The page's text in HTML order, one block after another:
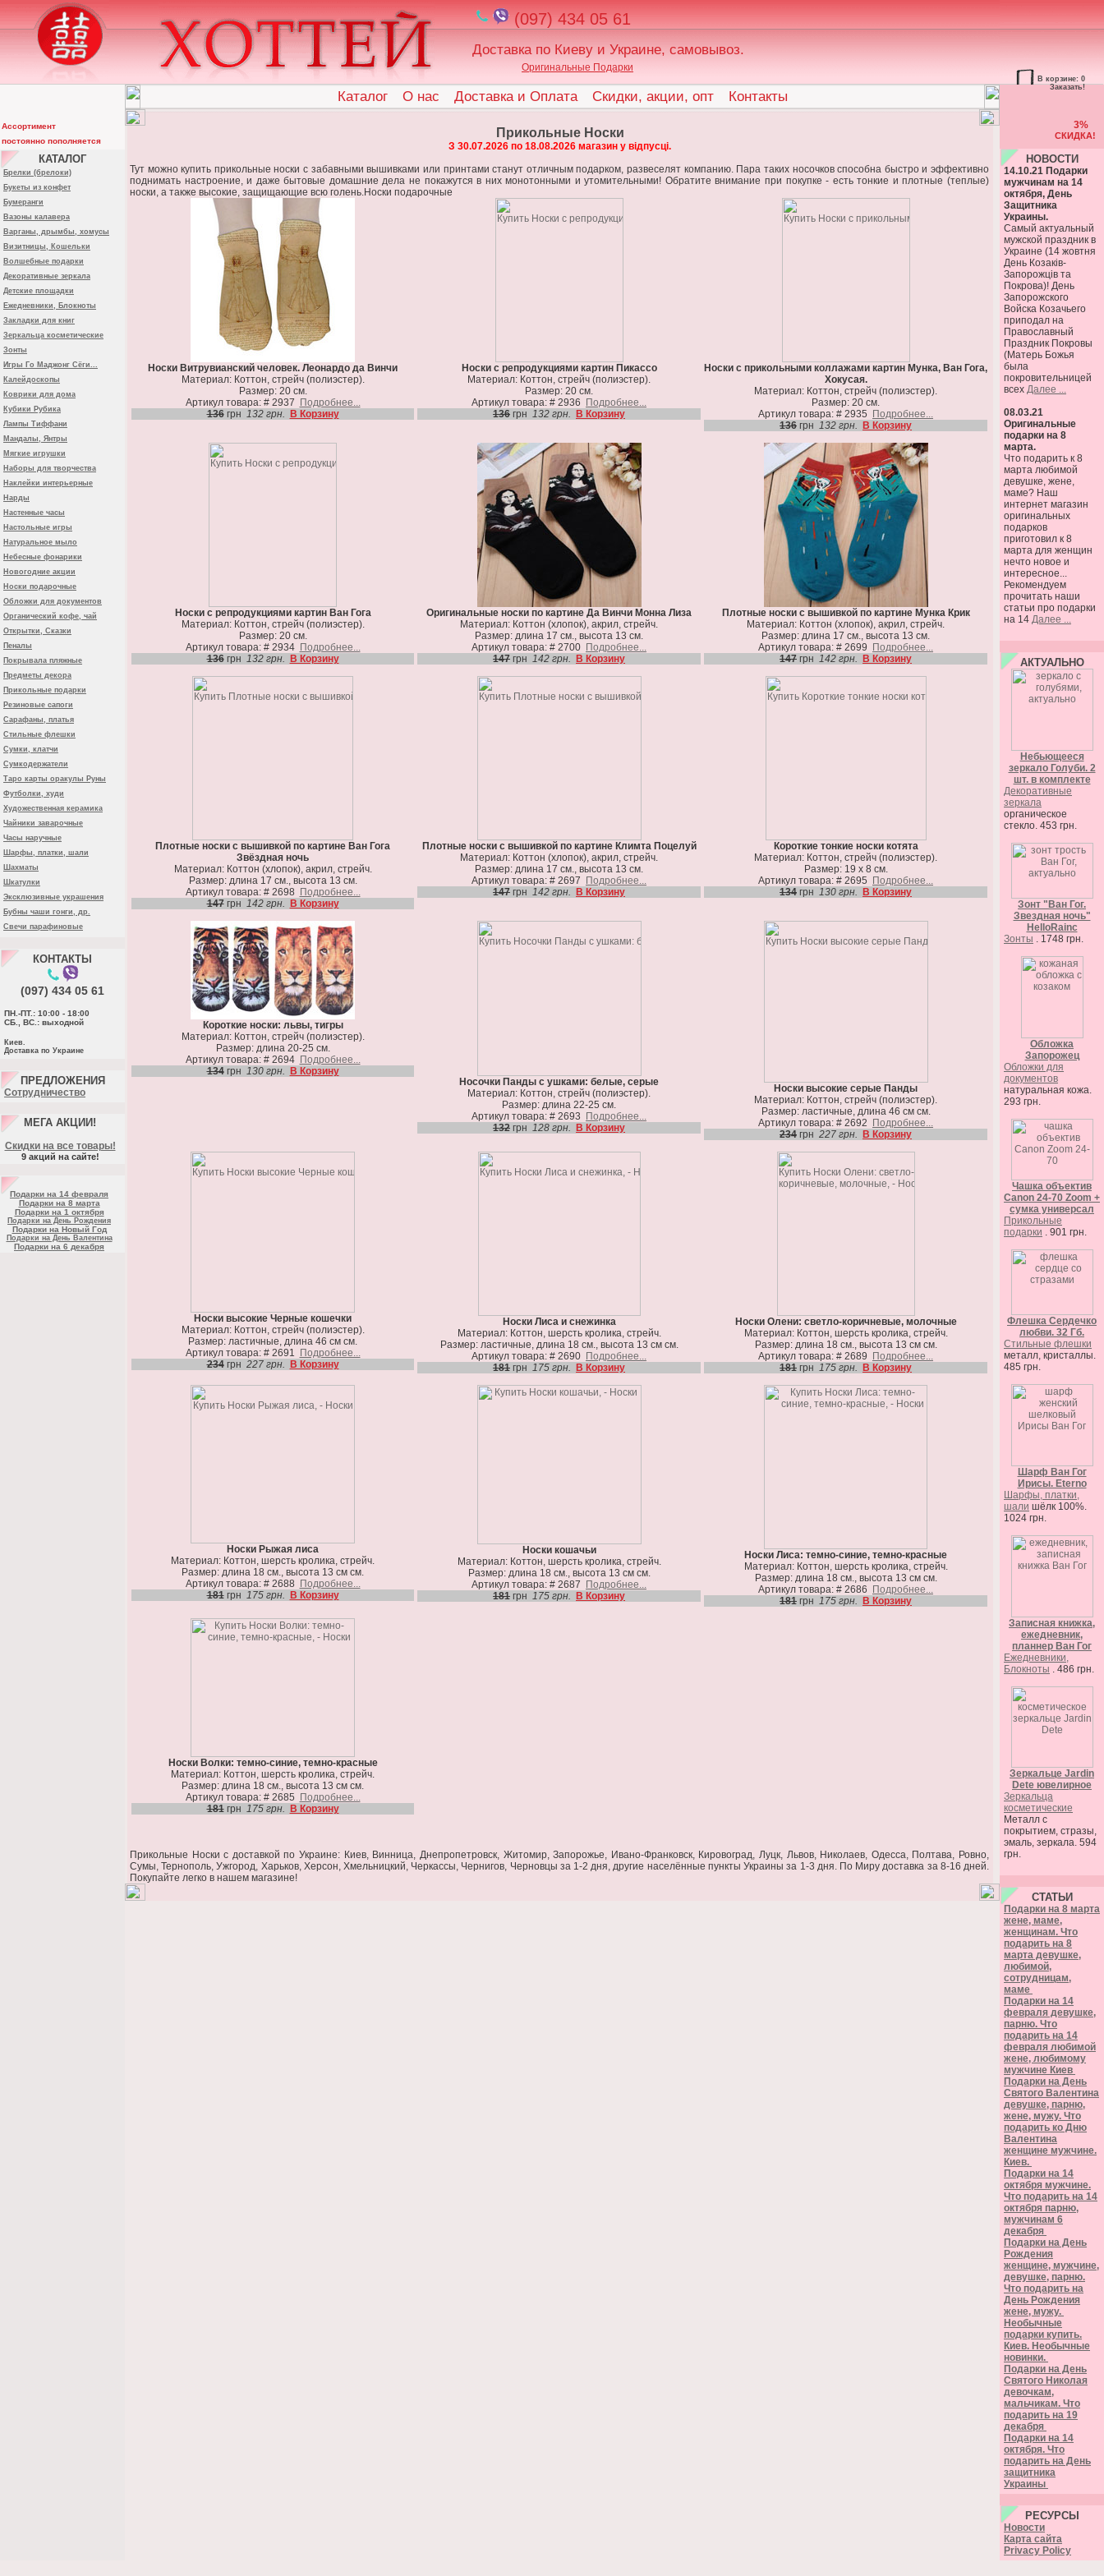
(097) 434 05 61
Доставка по Киеву и Украине, самовывоз.
Оригинальные Подарки
В корзине: 0
Заказать!
Ассортимент
постоянно пополняется
КАТАЛОГ
Брелки (брелоки)
Букеты из конфет
Бумеранги
Вазоны калавера
Варганы, дрымбы, хомусы
Визитницы, Кошельки
Волшебные подарки
Декоративные зеркала
Детские площадки
Ежедневники, Блокноты
Закладки для книг
Зеркальца косметические
Зонты
Игры Го Маджонг Сёги...
Калейдоскопы
Коврики для дома
Кубики Рубика
Лампы Тиффани
Мандалы, Янтры
Мягкие игрушки
Наборы для творчества
Наклейки интерьерные
Нарды
Настенные часы
Настольные игры
Натуральное мыло
Небесные фонарики
Новогодние акции
Носки подарочные
Обложки для документов
Органический кофе, чай
Открытки, Сказки
Пеналы
Покрывала пляжные
Предметы декора
Прикольные подарки
Резиновые сапоги
Сарафаны, платья
Стильные флешки
Сумки, клатчи
Сумкодержатели
Таро карты оракулы Руны
Футболки, худи
Художественная керамика
Чайники заварочные
Часы наручные
Шарфы, платки, шали
Шахматы
Шкатулки
Эксклюзивные украшения
Бубны чаши гонги, др.
Свечи парафиновые
КОНТАКТЫ
(097) 434 05 61
ПН.-ПТ.: 10:00 - 18:00
СБ., ВС.: выходной
Киев.
Доставка по Украине
ПРЕДЛОЖЕНИЯ
Cотрудничество
МЕГА АКЦИИ!
Скидки на все товары!
9 акций на сайте!
Подарки на 14 февраля
Подарки на 8 марта
Подарки на 1 октября
Подарки на День Рождения
Подарки на Новый Год
Подарки на День Валентина
Подарки на 6 декабря
Каталог О нас Доставка и Оплата Скидки, акции, опт Контакты
Прикольные Носки
З 30.07.2026 по 18.08.2026 магазин у відпусці.
Тут можно купить прикольные носки с забавными вышивками или принтами станут отличным подарком, развеселят компанию. Пара таких носочков способна быстро и эффективно
поднимать настроение, и даже бытовые домашние дела не покажутся в них монотонными и утомительными! Обратите внимание при покупке - есть тонкие и плотные (теплые)
носки, а также высокие, защищающие всю голень.Носки подарочные
Носки Витрувианский человек. Леонардо да Винчи
Материал: Коттон, стрейч (полиэстер).
Размер: 20 см.
Артикул товара: # 2937
Подробнее...
136грн 132 грн. В Корзину
Носки с репродукциями картин Пикассо
Материал: Коттон, стрейч (полиэстер).
Размер: 20 см.
Артикул товара: # 2936
Подробнее...
136 грн 132 грн. В Корзину
Носки с прикольными коллажами картин Мунка, Ван Гога,
Хокусая.
Материал: Коттон, стрейч (полиэстер).
Размер: 20 см.
Артикул товара: # 2935
Подробнее...
136 грн 132 грн. В Корзину
Носки с репродукциями картин Ван Гога
Материал: Коттон, стрейч (полиэстер).
Размер: 20 см.
Артикул товара: # 2934 Подробнее...
136грн 132 грн. В Корзину
Оригинальные носки по картине Да Винчи Монна Лиза
Материал: Коттон (хлопок), акрил, стрейч.
Размер: длина 17 см., высота 13 см.
Артикул товара: # 2700 Подробнее...
147 грн 142 грн. В Корзину
Плотные носки с вышивкой по картине Мунка Крик
Материал: Коттон (хлопок), акрил, стрейч.
Размер: длина 17 см., высота 13 см.
Артикул товара: # 2699
Подробнее...
147 грн 142 грн. В Корзину
Плотные носки с вышивкой по картине Ван Гога
Звёздная ночь
Материал: Коттон (хлопок), акрил, стрейч.
Размер: длина 17 см., высота 13 см.
Артикул товара: # 2698
Подробнее...
147грн 142 грн. В Корзину
Плотные носки с вышивкой по картине Климта Поцелуй
Материал: Коттон (хлопок), акрил, стрейч.
Размер: длина 17 см., высота 13 см.
Артикул товара: # 2697
Подробнее...
147 грн 142 грн. В Корзину
Короткие тонкие носки котята
Материал: Коттон, стрейч (полиэстер).
Размер: 19 х 8 см.
Артикул товара: # 2695
Подробнее...
134 грн 130 грн. В Корзину
Короткие носки: львы, тигры
Материал: Коттон, стрейч (полиэстер).
Размер: длина 20-25 см.
Артикул товара: # 2694 Подробнее...
134грн 130 грн.
В Корзину
Носочки Панды с ушками: белые, серые
Материал: Коттон, стрейч (полиэстер).
Размер: длина 22-25 см.
Артикул товара: # 2693
Подробнее...
132 грн 128 грн. В Корзину
Носки высокие серые Панды
Материал: Коттон, стрейч (полиэстер).
Размер: ластичные, длина 46 см см.
Артикул товара: # 2692
Подробнее...
234 грн 227 грн. В Корзину
Носки высокие Черные кошечки
Материал: Коттон, стрейч (полиэстер).
Размер: ластичные, длина 46 см см.
Артикул товара: # 2691
Подробнее...
234грн 227 грн. В Корзину
Носки Лиса и снежинка
Материал: Коттон, шерсть кролика, стрейч.
Размер: ластичные, длина 18 см., высота 13 см см.
Артикул товара: # 2690 Подробнее...
181 грн 175 грн. В Корзину
Носки Олени: светло-коричневые, молочные
Материал: Коттон, шерсть кролика, стрейч.
Размер: длина 18 см., высота 13 см см.
Артикул товара: # 2689
Подробнее...
181 грн 175 грн. В Корзину
Носки Рыжая лиса
Материал: Коттон, шерсть кролика, стрейч.
Размер: длина 18 см., высота 13 см см.
Артикул товара: # 2688
Подробнее...
181грн 175 грн. В Корзину
Носки кошачьи
Материал: Коттон, шерсть кролика, стрейч.
Размер: длина 18 см., высота 13 см см.
Артикул товара: # 2687
Подробнее...
181 грн 175 грн. В Корзину
Носки Лиса: темно-синие, темно-красные
Материал: Коттон, шерсть кролика, стрейч.
Размер: длина 18 см., высота 13 см см.
Артикул товара: # 2686
Подробнее...
181 грн 175 грн. В Корзину
Носки Волки: темно-синие, темно-красные
Материал: Коттон, шерсть кролика, стрейч.
Размер: длина 18 см., высота 13 см см.
Артикул товара: # 2685
Подробнее...
181грн 175 грн. В Корзину
Прикольные Носки c доставкой по Украине: Киев, Винница, Днепропетровск, Житомир, Запорожье, Ивано-Франковск, Кировоград, Луцк, Львов, Николаев, Одесса, Полтава, Ровно,
Сумы, Тернополь, Ужгород, Харьков, Херсон, Хмельницкий, Черкассы, Чернигов, Черновцы за 1-2 дня, другие населённые пункты Украины за 1-3 дня. По Миру доставка за 8-16 дней.
Покупайте легко в нашем магазине!
3%
СКИДКА!
НОВОСТИ
14.10.21 Подарки
мужчинам на 14
октября, День
Защитника
Украины.
Самый актуальный
мужской праздник в
Украине (14 жовтня
День Козаків-
Запорожців та
Покрова)! День
Запорожского
Войска Козачьего
приподал на
Православный
Праздник Покровы
(Матерь Божья
была
покровительницей
всех Далее ...
08.03.21
Оригинальные
подарки на 8
марта.
Что подарить к 8
марта любимой
девушке, жене,
маме? Наш
интернет магазин
оригинальных
подарков
приготовил к 8
марта для женщин
нечто новое и
интересное...
Рекомендуем
прочитать наши
статьи про подарки
на 14 Далее ...
АКТУАЛЬНО
Небьющееся
зеркало Голуби. 2
шт. в комплекте
Декоративные
зеркала
органическое
стекло. 453 грн.
Зонт "Ван Гог.
Звездная ночь"
HelloRainc
Зонты . 1748 грн.
Обложка
Запорожец
Обложки для
документов
натуральная кожа.
293 грн.
Чашка объектив
Canon 24-70 Zoom +
сумка универсал
Прикольные
подарки . 901 грн.
Флешка Сердечко
любви. 32 Гб.
Стильные флешки
металл, кристаллы.
485 грн.
Шарф Ван Гог
Ирисы. Eterno
Шарфы, платки,
шали шёлк 100%.
1024 грн.
Записная книжка,
ежедневник,
планнер Ван Гог
Ежедневники,
Блокноты . 486 грн.
Зеркальце Jardin
Dete ювелирное
Зеркальца
косметические
Металл с
покрытием, стразы,
эмаль, зеркала. 594
грн.
СТАТЬИ
Подарки на 8 марта
жене, маме,
женщинам. Что
подарить на 8
марта девушке,
любимой,
сотрудницам,
маме
Подарки на 14
февраля девушке,
парню. Что
подарить на 14
февраля любимой
жене, любимому
мужчине Киев
Подарки на День
Святого Валентина
девушке, парню,
жене, мужу. Что
подарить ко Дню
Валентина
женщине мужчине.
Киев.
Подарки на 14
октября мужчине.
Что подарить на 14
октября парню,
мужчинам 6
декабря
Подарки на День
Рождения
женщине, мужчине,
девушке, парню.
Что подарить на
День Рождения
жене, мужу.
Необычные
подарки купить.
Киев. Необычные
новинки.
Подарки на День
Святого Николая
девочкам,
мальчикам. Что
подарить на 19
декабря
Подарки на 14
октября. Что
подарить на День
защитника
Украины
РЕСУРСЫ
Новости
Карта сайта
Privacy Policy